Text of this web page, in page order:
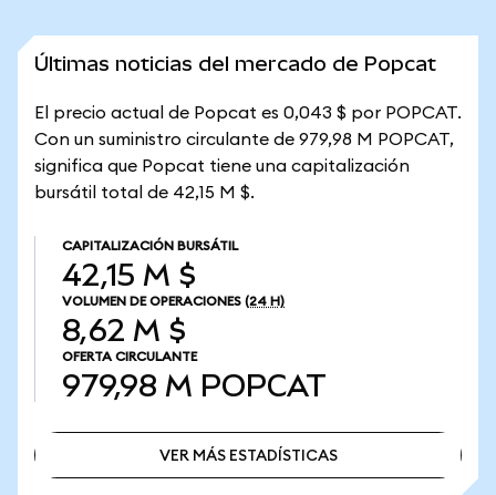
Últimas noticias del mercado de Popcat
El precio actual de Popcat es 0,043 $ por POPCAT.
Con un suministro circulante de 979,98 M POPCAT,
significa que Popcat tiene una capitalización
bursátil total de 42,15 M $.
CAPITALIZACIÓN BURSÁTIL
42,15 M $
VOLUMEN DE OPERACIONES (24 H)
8,62 M $
OFERTA CIRCULANTE
979,98 M POPCAT
VER MÁS ESTADÍSTICAS